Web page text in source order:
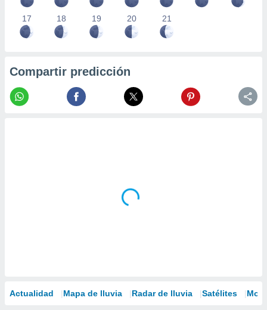
17 18 19 20 21
Compartir predicción
Actualidad Mapa de lluvia Radar de lluvia Satélites